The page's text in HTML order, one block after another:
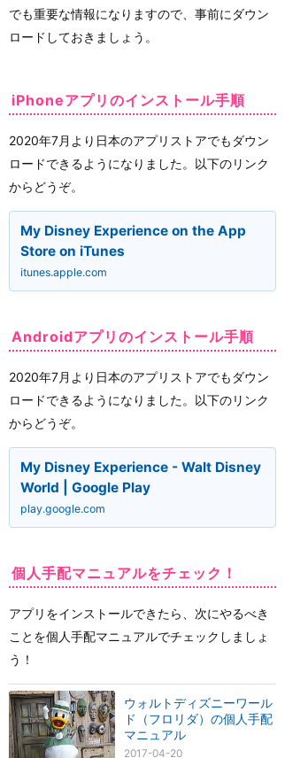
でも重要な情報になりますので、事前にダウン
ロードしておきましょう。
iPhoneアプリのインストール手順
2020年7月より日本のアプリストアでもダウン
ロードできるようになりました。以下のリンク
からどうぞ。
My Disney Experience on the App
Store on iTunes
itunes.apple.com
Androidアプリのインストール手順
2020年7月より日本のアプリストアでもダウン
ロードできるようになりました。以下のリンク
からどうぞ。
My Disney Experience - Walt Disney
World | Google Play
play.google.com
個人手配マニュアルをチェック！
アプリをインストールできたら、次にやるべき
ことを個人手配マニュアルでチェックしましょ
う！
ウォルトディズニーワール
ド（フロリダ）の個人手配
マニュアル
2017-04-20